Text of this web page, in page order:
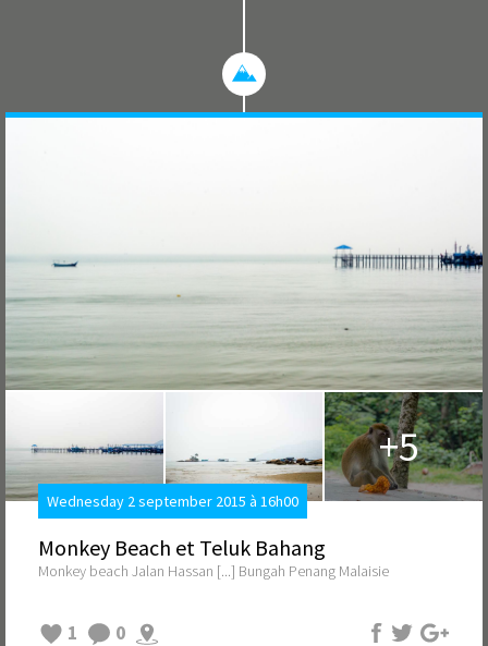
+5
Wednesday 2 september 2015 à 16h00
Monkey Beach et Teluk Bahang
Monkey beach Jalan Hassan [...] Bungah Penang Malaisie
1 0